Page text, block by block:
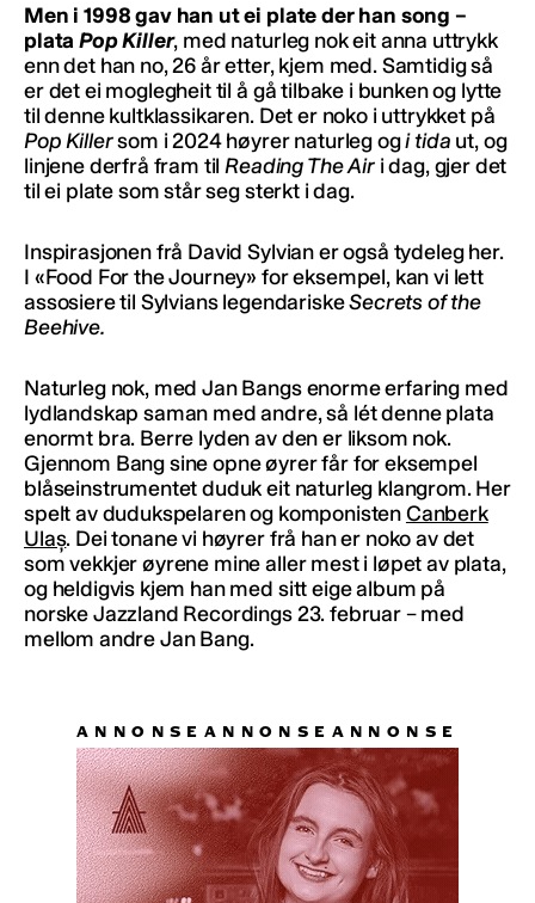
Men i 1998 gav han ut ei plate der han song –
plataPop Killer, med naturleg nok eit anna uttrykk
enn det han no, 26 år etter, kjem med. Samtidig så
er det ei moglegheit til å gå tilbake i bunken og lytte
til denne kultklassikaren. Det er noko i uttrykket på
Pop Killersom i 2024 høyrer naturleg ogi tida ut, og
linjene derfrå fram tilReading The Airi dag, gjer det
til ei plate som står seg sterkt i dag.
Inspirasjonen frå David Sylvian er også tydeleg her.
I «Food For the Journey» for eksempel, kan vi lett
assosiere til Sylvians legendariskeSecrets of the
Beehive.
Naturleg nok, med Jan Bangs enorme erfaring med
lydlandskap saman med andre, så lét denne plata
enormt bra. Berre lyden av den er liksom nok.
Gjennom Bang sine opne øyrer får for eksempel
blåseinstrumentet duduk eit naturleg klangrom. Her
spelt av dudukspelaren og komponistenCanberk
Ulaș. Dei tonane vi høyrer frå han er noko av det
som vekkjer øyrene mine aller mest i løpet av plata,
og heldigvis kjem han med sitt eige album på
norske Jazzland Recordings 23. februar – med
mellom andre Jan Bang.